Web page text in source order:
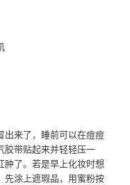
出来了，睡前可以在痘痘
胶带贴起来并轻轻压一
肿了。若是早上化妆时想
先涂上遮瑕品，用蜜粉按